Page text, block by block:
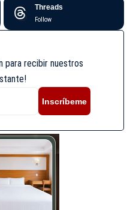
Threads
Follow
para recibir nuestros
Inscríbeme